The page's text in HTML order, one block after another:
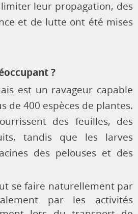
leur propagation, des
et de lutte ont été mises
?
est un ravageur capable
de 400 espèces de plantes.
des feuilles, des
tandis que les larves
des pelouses et des
se faire naturellement par
par les activités